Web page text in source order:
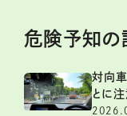
危険予知の
対向
とに